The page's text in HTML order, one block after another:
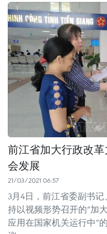
前江省加大行政改
会发展
21/03/2021 06:57
3月4日，前江省委副书
持以视频形势召开的“加
应用在国家机关运行中”